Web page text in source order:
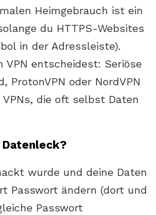
Heimgebrauch ist ein
du HTTPS-Websites
in der Adressleiste).
VPN entscheidest: Seriöse
ProtonVPN oder NordVPN
die oft selbst Daten
Datenleck?
wurde und deine Daten
Passwort ändern (dort und
Passwort